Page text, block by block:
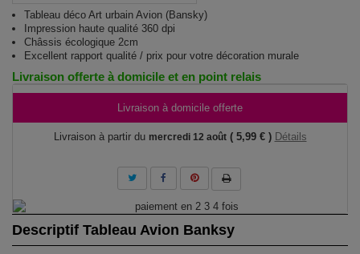
Tableau déco Art urbain Avion (Bansky)
Impression haute qualité 360 dpi
Châssis écologique 2cm
Excellent rapport qualité / prix pour votre décoration murale
Livraison offerte à domicile et en point relais
Livraison à domicile offerte
Livraison à partir du mercredi 12 août ( 5,99 € ) Détails
Descriptif Tableau Avion Banksy